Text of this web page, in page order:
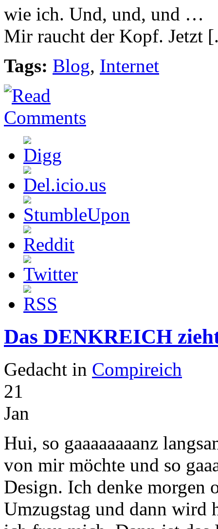
wie ich. Und, und, und …
Mir raucht der Kopf. Jetzt
Tags: Blog, Internet
Das DENKREICH
Gedacht in Compireich
21
Jan
Hui, so gaaaaaaaanz
von mir möchte und so
Design. Ich denke morgen
Umzugstag und dann wird